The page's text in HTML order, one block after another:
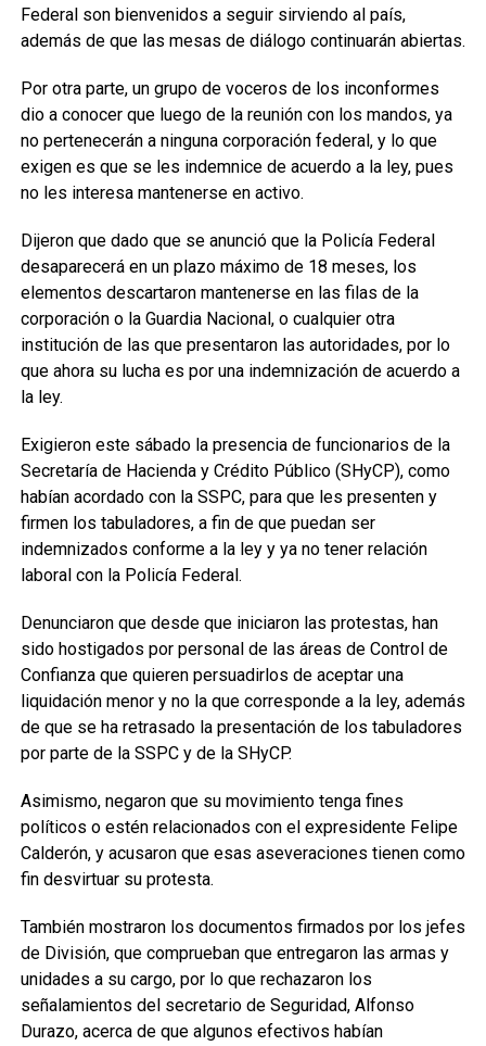
Federal son bienvenidos a seguir sirviendo al país,
además de que las mesas de diálogo continuarán abiertas.
Por otra parte, un grupo de voceros de los inconformes
dio a conocer que luego de la reunión con los mandos, ya
no pertenecerán a ninguna corporación federal, y lo que
exigen es que se les indemnice de acuerdo a la ley, pues
no les interesa mantenerse en activo.
Dijeron que dado que se anunció que la Policía Federal
desaparecerá en un plazo máximo de 18 meses, los
elementos descartaron mantenerse en las filas de la
corporación o la Guardia Nacional, o cualquier otra
institución de las que presentaron las autoridades, por lo
que ahora su lucha es por una indemnización de acuerdo a
la ley.
Exigieron este sábado la presencia de funcionarios de la
Secretaría de Hacienda y Crédito Público (SHyCP), como
habían acordado con la SSPC, para que les presenten y
firmen los tabuladores, a fin de que puedan ser
indemnizados conforme a la ley y ya no tener relación
laboral con la Policía Federal.
Denunciaron que desde que iniciaron las protestas, han
sido hostigados por personal de las áreas de Control de
Confianza que quieren persuadirlos de aceptar una
liquidación menor y no la que corresponde a la ley, además
de que se ha retrasado la presentación de los tabuladores
por parte de la SSPC y de la SHyCP.
Asimismo, negaron que su movimiento tenga fines
políticos o estén relacionados con el expresidente Felipe
Calderón, y acusaron que esas aseveraciones tienen como
fin desvirtuar su protesta.
También mostraron los documentos firmados por los jefes
de División, que comprueban que entregaron las armas y
unidades a su cargo, por lo que rechazaron los
señalamientos del secretario de Seguridad, Alfonso
Durazo, acerca de que algunos efectivos habían